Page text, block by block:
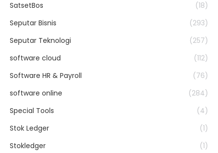
SatsetBos
(18)
Seputar Bisnis
(293)
Seputar Teknologi
(257)
software cloud
(112)
Software HR & Payroll
(76)
software online
(284)
Special Tools
(4)
Stok Ledger
(1)
Stokledger
(1)